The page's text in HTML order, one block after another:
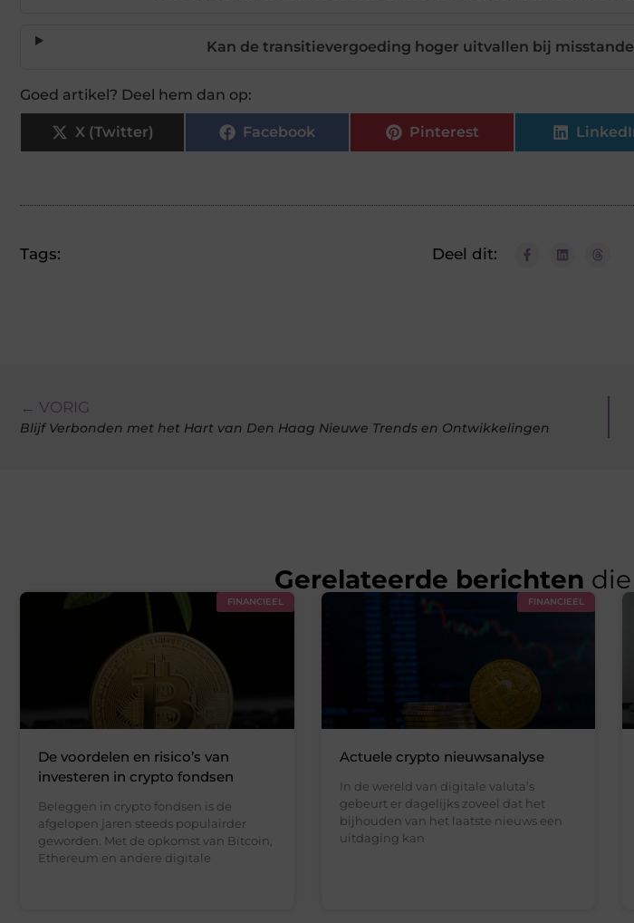
Kan de transitievergoeding hoger uitvallen bij
Goed artikel? Deel hem dan op:
X (Twitter) Facebook Pinterest
Tags: Deel dit:
← VORIG
Blijf Verbonden met het Hart van Den Haag Nieuwe Trends en Ontwikkelingen
Gerelateerde berichten
FINANCIEEL
De voordelen en risico’s van
investeren in crypto fondsen
Beleggen in crypto fondsen is de
afgelopen jaren steeds populairder
geworden. Met de opkomst van Bitcoin,
Ethereum en andere digitale
FINANCIEEL
Actuele crypto nieuwsanalyse
In de wereld van digitale valuta’s
gebeurt er dagelijks zoveel dat het
bijhouden van het laatste nieuws een
uitdaging kan